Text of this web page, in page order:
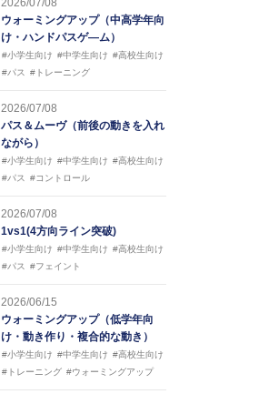
2026/07/08
ウォーミングアップ（中高学年向
け・ハンドパスゲ―ム）
#小学生向け #中学生向け #高校生向け
#パス
#トレーニング
2026/07/08
パス＆ムーヴ（前後の動きを入れ
ながら）
#小学生向け #中学生向け #高校生向け
#パス
#コントロール
2026/07/08
1vs1(4方向ライン突破)
#小学生向け #中学生向け #高校生向け
#パス
#フェイント
2026/06/15
ウォーミングアップ（低学年向
け・動き作り・複合的な動き）
#小学生向け #中学生向け #高校生向け
#トレーニング #ウォーミングアップ